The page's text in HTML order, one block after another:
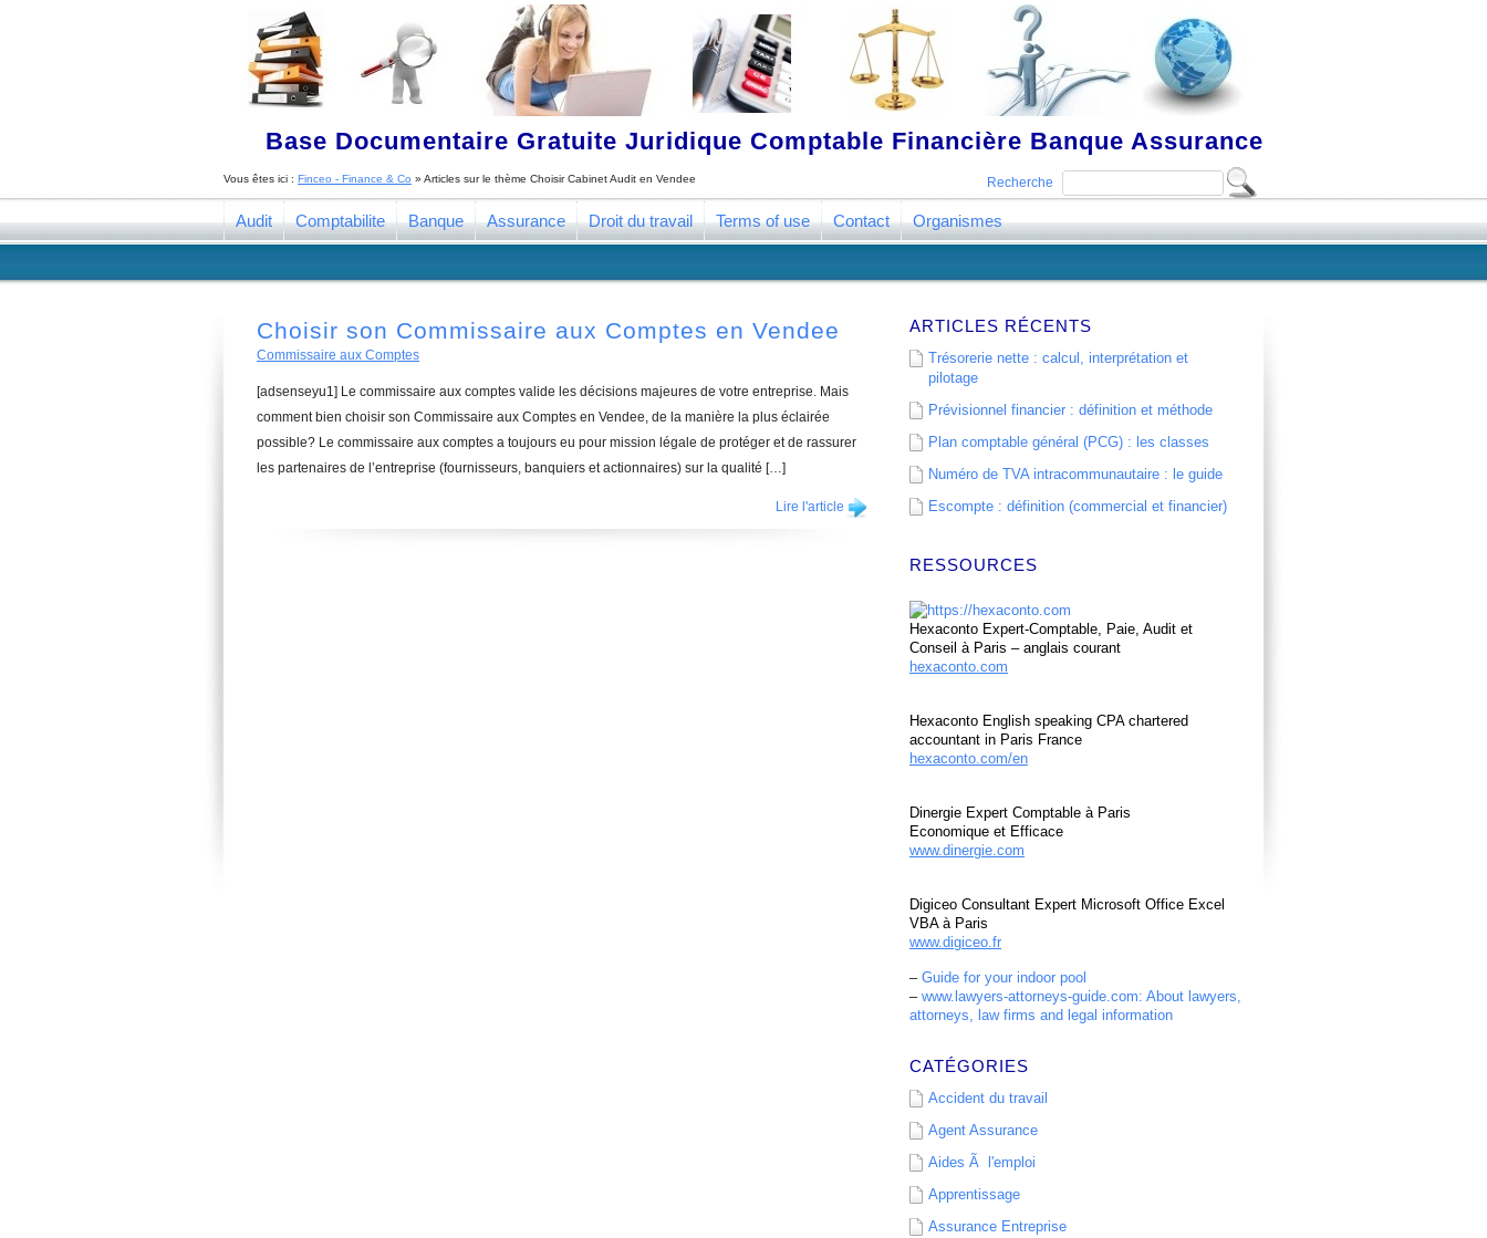
Base Documentaire Gratuite Juridique Comptable Financière Banque Assurance
Recherche
Vous êtes ici : Finceo - Finance & Co » Articles sur le thème Choisir Cabinet Audit en Vendee
Audit Comptabilite Banque Assurance Droit du travail Terms of use Contact Organismes
Choisir son Commissaire aux Comptes en Vendee
Commissaire aux Comptes
[adsenseyu1] Le commissaire aux comptes valide les décisions majeures de votre entreprise. Mais
comment bien choisir son Commissaire aux Comptes en Vendee, de la manière la plus éclairée
possible? Le commissaire aux comptes a toujours eu pour mission légale de protéger et de rassurer
les partenaires de l’entreprise (fournisseurs, banquiers et actionnaires) sur la qualité […]
Lire l'article
ARTICLES RÉCENTS
Trésorerie nette : calcul, interprétation et
pilotage
Prévisionnel financier : définition et méthode
Plan comptable général (PCG) : les classes
Numéro de TVA intracommunautaire : le guide
Escompte : définition (commercial et financier)
RESSOURCES
Hexaconto Expert-Comptable, Paie, Audit et
Conseil à Paris – anglais courant
hexaconto.com
Hexaconto English speaking CPA chartered
accountant in Paris France
hexaconto.com/en
Dinergie Expert Comptable à Paris
Economique et Efficace
www.dinergie.com
Digiceo Consultant Expert Microsoft Office Excel
VBA à Paris
www.digiceo.fr
– Guide for your indoor pool
– www.lawyers-attorneys-guide.com: About lawyers,
attorneys, law firms and legal information
CATÉGORIES
Accident du travail
Agent Assurance
Aides Ã l'emploi
Apprentissage
Assurance Entreprise